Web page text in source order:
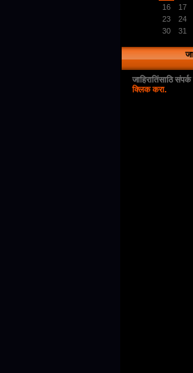
16
17
23
24
30
31
जाहिरातिंसाठि
क्लिक करा.